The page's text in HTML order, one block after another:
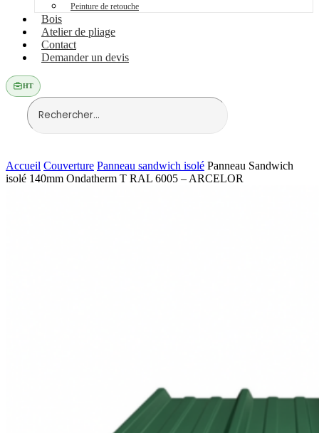
Peinture de retouche
Bois
Atelier de pliage
Contact
Demander un devis
HT
Accueil Couverture Panneau sandwich isolé Panneau Sandwich
isolé 140mm Ondatherm T RAL 6005 – ARCELOR